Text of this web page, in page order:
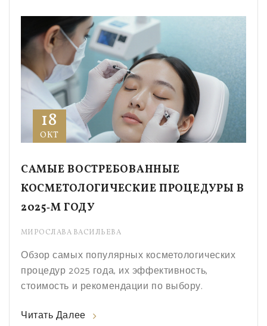
18
ОКТ
САМЫЕ ВОСТРЕБОВАННЫЕ
КОСМЕТОЛОГИЧЕСКИЕ ПРОЦЕДУРЫ В
2025‑М ГОДУ
МИРОСЛАВА ВАСИЛЬЕВА
Обзор самых популярных косметологических
процедур 2025 года, их эффективность,
стоимость и рекомендации по выбору.
Читать Далее